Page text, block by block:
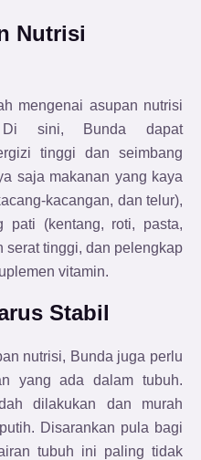
Nutrisi
mengenai asupan nutrisi
sini, Bunda dapat
tinggi dan seimbang
saja makanan yang kaya
kacangan, dan telur),
pati (kentang, roti, pasta,
serat tinggi, dan pelengkap
vitamin.
Stabil
nutrisi, Bunda juga perlu
yang ada dalam tubuh.
dilakukan dan murah
Disarankan pula bagi
tubuh ini paling tidak